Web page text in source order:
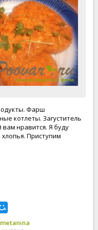
Фарш
котлеты. Загуститель
нравится. Я буду
Приступим